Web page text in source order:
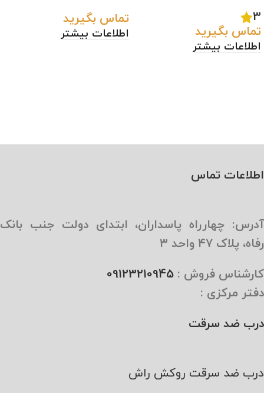
3
تماس بگیرید
اطلاعات بیشتر
تماس بگیرید
اطلاعات بیشتر
اطلاعات تماس
آدرس: چهارراه پاسداران، ابتدای دولت جنب بانک
رفاه، پلاک ۴۷ واحد ۳
کارشناس فروش : 09123210945
دفتر مرکزی :
درب ضد سرقت
درب ضد سرقت روکش راش